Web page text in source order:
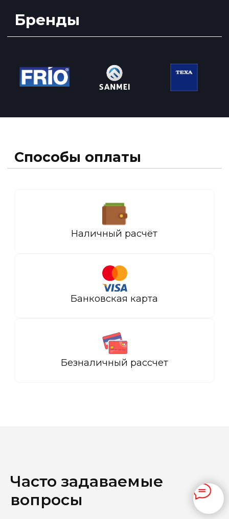
Часто задаваемые
вопросы